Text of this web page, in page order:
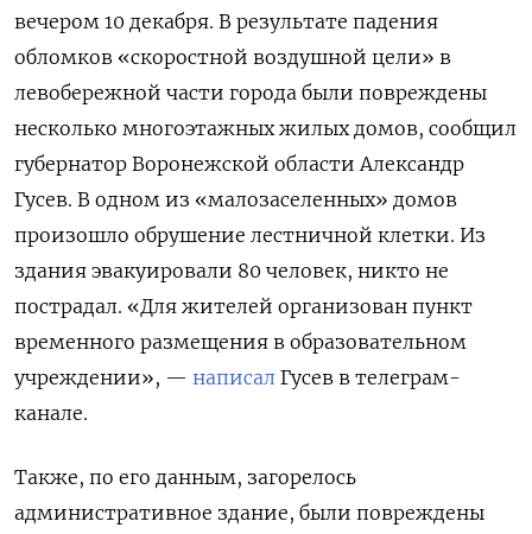
вечером 10 декабря. В результате падения
обломков «скоростной воздушной цели» в
левобережной части города были повреждены
несколько многоэтажных жилых домов, сообщил
губернатор Воронежской области Александр
Гусев. В одном из «малозаселенных» домов
произошло обрушение лестничной клетки. Из
здания эвакуировали 80 человек, никто не
пострадал. «Для жителей организован пункт
временного размещения в образовательном
учреждении», — написал Гусев в телеграм-
канале.
Также, по его данным, загорелось
административное здание, были повреждены